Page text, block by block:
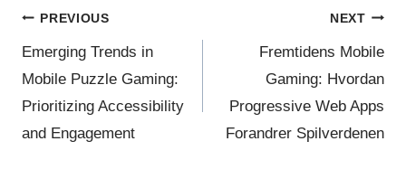
PREVIOUS
Emerging Trends in
Mobile Puzzle Gaming:
Prioritizing Accessibility
and Engagement
NEXT
Fremtidens Mobile
Gaming: Hvordan
Progressive Web Apps
Forandrer Spilverdenen